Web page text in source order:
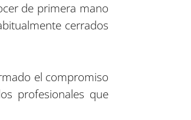
de primera mano
cerrados
el compromiso
profesionales que